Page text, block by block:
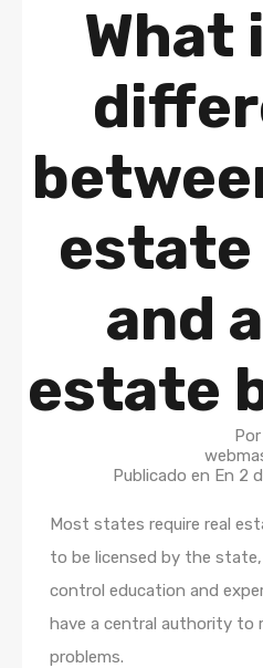
What
and
estate
Por
Publicado en En 2
Most states require real
to be licensed by the
control education and
have a central authority to
problems.